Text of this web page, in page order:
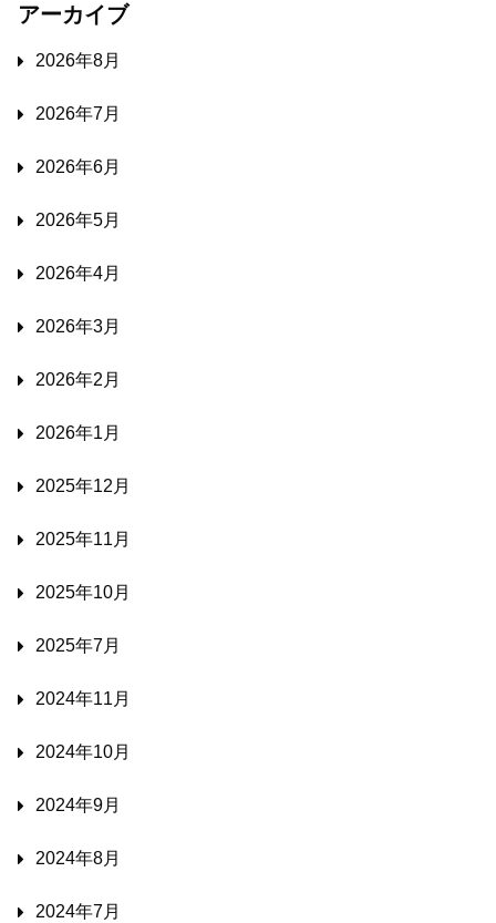
アーカイブ
2026年8月
2026年7月
2026年6月
2026年5月
2026年4月
2026年3月
2026年2月
2026年1月
2025年12月
2025年11月
2025年10月
2025年7月
2024年11月
2024年10月
2024年9月
2024年8月
2024年7月